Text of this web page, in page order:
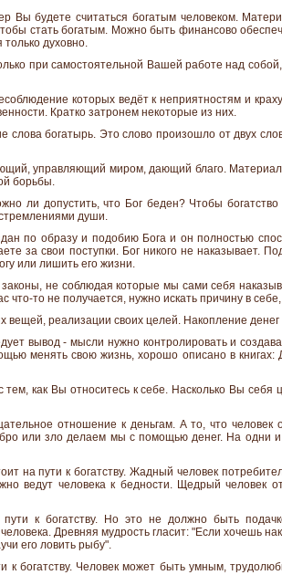
Вы будете считаться богатым человеком.
стать богатым. Можно быть финансово
духовно.
при самостоятельной Вашей работе над
которых ведёт к неприятностям и
Кратко затронем некоторые из них.
слова богатырь. Это слово произошло от двух
управляющий миром, дающий благо.
борьбы.
ли допустить, что Бог беден? Чтобы
души.
по образу и подобию Бога и он полностью
за свои поступки. Бог никого не наказывает.
или лишить его жизни.
не соблюдая которые мы сами себя
что-то не получается, нужно искать причину в
реализации своих целей. Накопление денег
вывод - мысли нужно контролировать и
менять свою жизнь, хорошо описано в книгах:
как Вы относитесь к себе. Насколько Вы себя
отношение к деньгам. А то, что человек
или зло делаем мы с помощью денег. На одни
на пути к богатству. Жадный человек
ведут человека к бедности. Щедрый человек
пути к богатству. Но это не должно быть
Древняя мудрость гласит: "Если хочешь
его ловить рыбу".
к богатству. Человек может быть умным,